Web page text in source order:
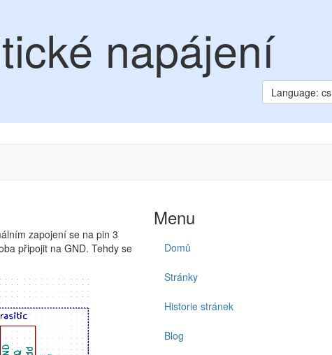
napájení
Language: cs
zapojení se na pin 3
připojit na GND. Tehdy se
Menu
Domů
Stránky
Historie stránek
Blog